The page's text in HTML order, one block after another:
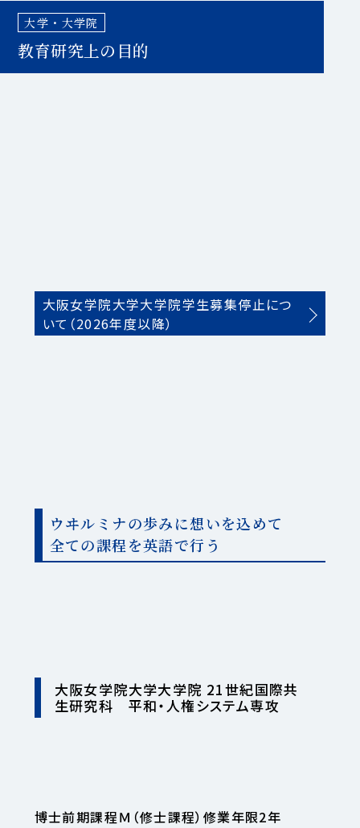
大学・大学院
教育研究上の目的
大阪女学院大学大学院学生募集停止につ
いて（2026年度以降）
ウヰルミナの歩みに想いを込めて
全ての課程を英語で行う
大阪女学院大学大学院 21世紀国際共
生研究科 平和・人権システム専攻
博士前期課程Ｍ（修士課程）修業年限2年